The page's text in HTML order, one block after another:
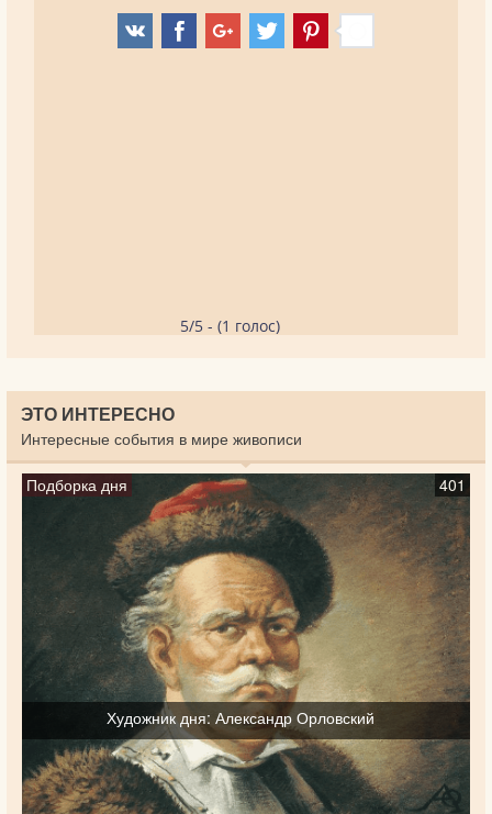
5/5 - (1 голос)
ЭТО ИНТЕРЕСНО
Интересные события в мире живописи
Подборка дня 401
Художник дня: Александр Орловский